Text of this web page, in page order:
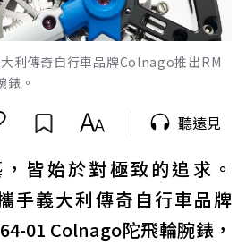
利傳奇自行車品牌Colnago推出RM
。
聽遠見
皆始於對極致的追求。
手義大利傳奇自行車品牌
01 Colnago陀飛輪腕錶，